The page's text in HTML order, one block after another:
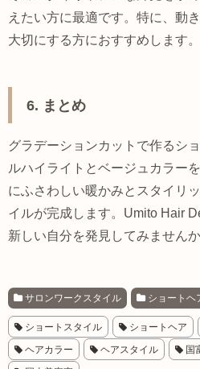
えたい方に最適です。特に、動
大切にする方におすすめします。
6. まとめ
グラデーションカットで作るシ
ルハイライトとベージュカラー
にふさわしい暖かみとスタイリ
イルが完成します。Umito Hair
新しい自分を発見してみません
サロンワークスタイル ショートヘ
ショートスタイル ショートヘア
ヘアカラー
ヘアスタイル 国